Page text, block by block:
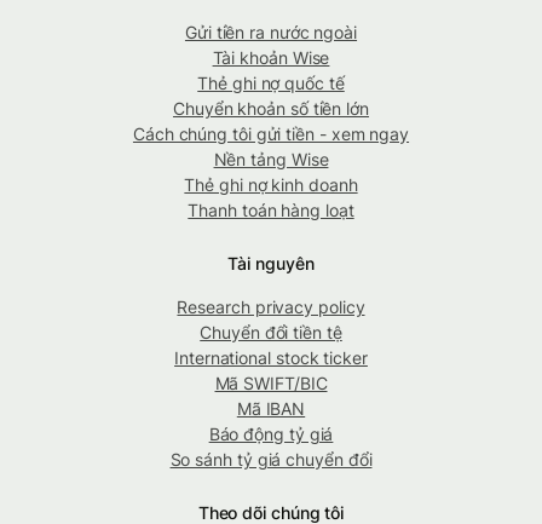
Gửi tiền ra nước ngoài
Tài khoản Wise
Thẻ ghi nợ quốc tế
Chuyển khoản số tiền lớn
Cách chúng tôi gửi tiền - xem ngay
Nền tảng Wise
Thẻ ghi nợ kinh doanh
Thanh toán hàng loạt
Tài nguyên
Research privacy policy
Chuyển đổi tiền tệ
International stock ticker
Mã SWIFT/BIC
Mã IBAN
Báo động tỷ giá
So sánh tỷ giá chuyển đổi
Theo dõi chúng tôi